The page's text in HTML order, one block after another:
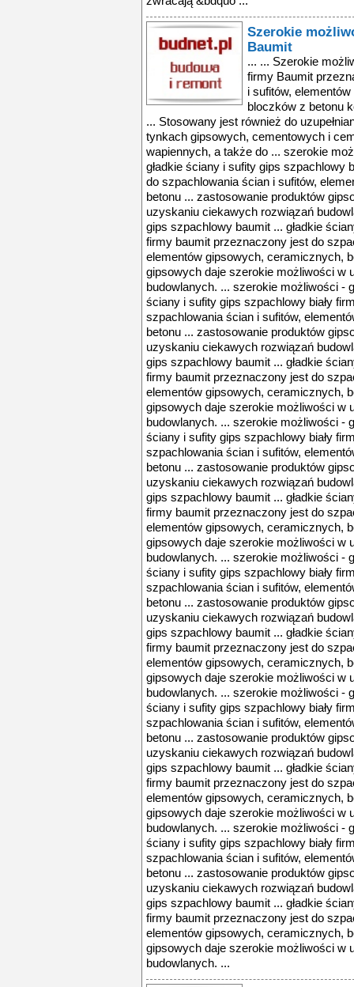
Szerokie
Baumit
... ... Szerokie
firmy Baumit
i sufitów,
bloczków z betonu
... Stosowany jest również do
tynkach gipsowych, cementowych i
wapiennych, a także do ... szerokie
gładkie ściany i sufity gips szpachlowy
do szpachlowania ścian i sufitów,
betonu ... zastosowanie produktów
uzyskaniu ciekawych rozwiązań
gips szpachlowy baumit ... gładkie
firmy baumit przeznaczony jest do
elementów gipsowych, ceramicznych,
gipsowych daje szerokie możliwości w
budowlanych. ... szerokie możliwości -
ściany i sufity gips szpachlowy biały
szpachlowania ścian i sufitów,
betonu ... zastosowanie produktów
uzyskaniu ciekawych rozwiązań
gips szpachlowy baumit ... gładkie
firmy baumit przeznaczony jest do
elementów gipsowych, ceramicznych,
gipsowych daje szerokie możliwości w
budowlanych. ... szerokie możliwości -
ściany i sufity gips szpachlowy biały
szpachlowania ścian i sufitów,
betonu ... zastosowanie produktów
uzyskaniu ciekawych rozwiązań
gips szpachlowy baumit ... gładkie
firmy baumit przeznaczony jest do
elementów gipsowych, ceramicznych,
gipsowych daje szerokie możliwości w
budowlanych. ... szerokie możliwości -
ściany i sufity gips szpachlowy biały
szpachlowania ścian i sufitów,
betonu ... zastosowanie produktów
uzyskaniu ciekawych rozwiązań
gips szpachlowy baumit ... gładkie
firmy baumit przeznaczony jest do
elementów gipsowych, ceramicznych,
gipsowych daje szerokie możliwości w
budowlanych. ... szerokie możliwości -
ściany i sufity gips szpachlowy biały
szpachlowania ścian i sufitów,
betonu ... zastosowanie produktów
uzyskaniu ciekawych rozwiązań
gips szpachlowy baumit ... gładkie
firmy baumit przeznaczony jest do
elementów gipsowych, ceramicznych,
gipsowych daje szerokie możliwości w
budowlanych. ... szerokie możliwości -
ściany i sufity gips szpachlowy biały
szpachlowania ścian i sufitów,
betonu ... zastosowanie produktów
uzyskaniu ciekawych rozwiązań
gips szpachlowy baumit ... gładkie
firmy baumit przeznaczony jest do
elementów gipsowych, ceramicznych,
gipsowych daje szerokie możliwości w
budowlanych. ...